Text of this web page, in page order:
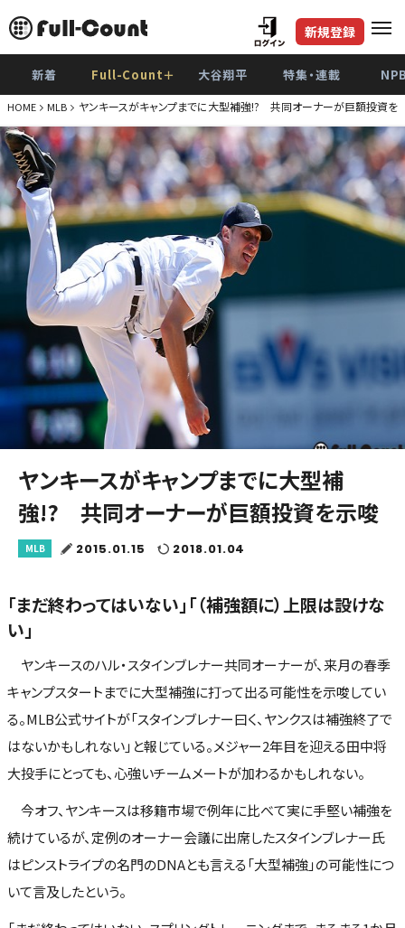
新規登録
新着 Full-Count＋ 大谷翔平 特集・連載
HOME MLB ヤンキースがキャンプまでに大型補強!? 共同オーナーが巨額投資を
ヤンキースがキャンプまでに大型補
強!? 共同オーナーが巨額投資を示唆
MLB 2015.01.15 2018.01.04
「まだ終わってはいない」「（補強額に）上限は設けな
い」
ヤンキースのハル・スタインブレナー共同オーナーが、来月の春季
キャンプスタートまでに大型補強に打って出る可能性を示唆してい
る。MLB公式サイトが「スタインブレナー曰く、ヤンクスは補強終了で
はないかもしれない」と報じている。メジャー2年目を迎える田中将
大投手にとっても、心強いチームメートが加わるかもしれない。
今オフ、ヤンキースは移籍市場で例年に比べて実に手堅い補強を
続けているが、定例のオーナー会議に出席したスタインブレナー氏
はピンストライプの名門のDNAとも言える「大型補強」の可能性につ
いて言及したという。